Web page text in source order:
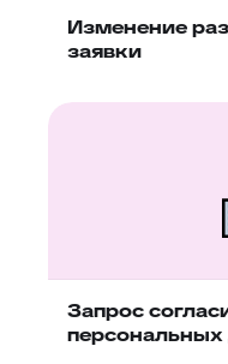
Изменение
заявки
Запрос